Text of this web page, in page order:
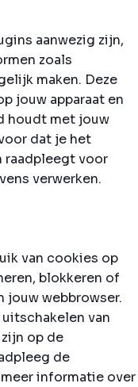
aanwezig zijn,
zoals
maken. Deze
jouw apparaat en
houdt met jouw
dat je het
raadpleegt voor
verwerken.
van cookies op
blokkeren of
jouw webbrowser.
van
op de
de
informatie over